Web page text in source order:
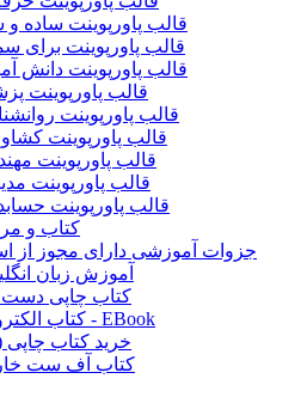
قالب پاورپوینت ساده
قالب پاورپوینت برای
قالب پاورپوینت دانش
قالب پاورپوینت
قالب پاورپوینت
قالب پاورپوینت
قالب پاورپوینت
قالب پاورپوینت
قالب پاورپوینت
کتاب و
جزوات آموزشی دارای مجوز از
آموزش زبان
کتاب چاپی دست
کتاب الکترونیک - EBook
خرید کتاب چاپی
کتاب آف ست